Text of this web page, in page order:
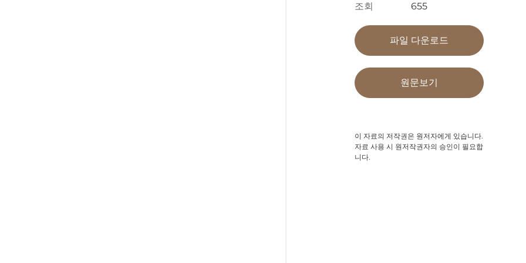
조회
655
파일 다운로드
원문보기
이 자료의 저작권은 원저자에게 있습니다.
자료 사용 시 원저작권자의 승인이 필요합
니다.